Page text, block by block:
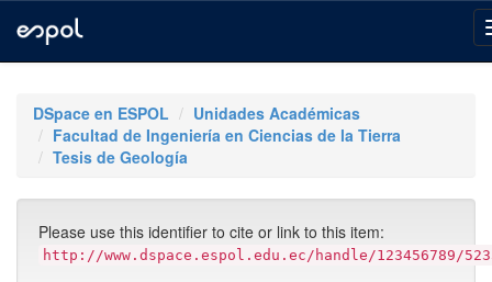
navigationDSpace en ESPOL
Unidades Académicas
Facultad de Ingeniería en Ciencias de la Tierra
Tesis de Geología
Please use this identifier to cite or link to this item:
http://www.dspace.espol.edu.ec/handle/123456789/